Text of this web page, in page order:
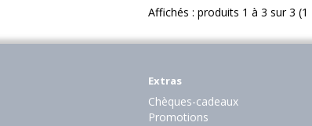
Affichés : produits 1 à 3 sur 3 (1
Extras
Chèques-cadeaux
Promotions